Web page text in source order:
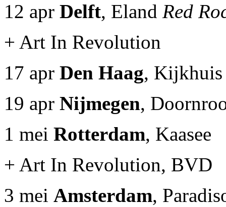
12 apr Delft, Eland Red
+ Art In Revolution
17 apr Den Haag,
19 apr Nijmegen,
1 mei Rotterdam, Kaasee
+ Art In Revolution, BVD
3 mei Amsterdam,